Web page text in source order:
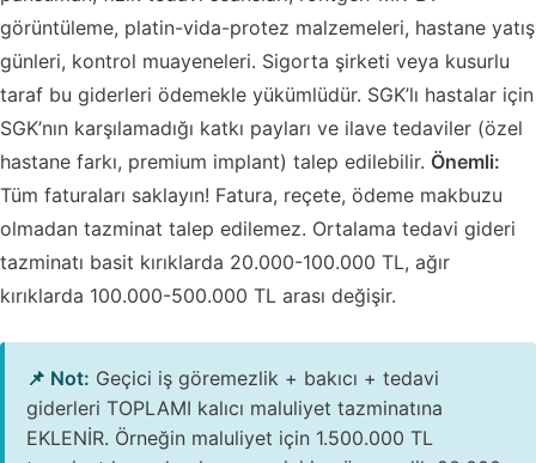
görüntüleme, platin-vida-protez malzemeleri, hastane yatış
günleri, kontrol muayeneleri. Sigorta şirketi veya kusurlu
taraf bu giderleri ödemekle yükümlüdür. SGK’lı hastalar için
SGK’nın karşılamadığı katkı payları ve ilave tedaviler (özel
hastane farkı, premium implant) talep edilebilir. Önemli:
Tüm faturaları saklayın! Fatura, reçete, ödeme makbuzu
olmadan tazminat talep edilemez. Ortalama tedavi gideri
tazminatı basit kırıklarda 20.000-100.000 TL, ağır
kırıklarda 100.000-500.000 TL arası değişir.
📌 Not: Geçici iş göremezlik + bakıcı + tedavi
giderleri TOPLAMI kalıcı maluliyet tazminatına
EKLENİR. Örneğin maluliyet için 1.500.000 TL